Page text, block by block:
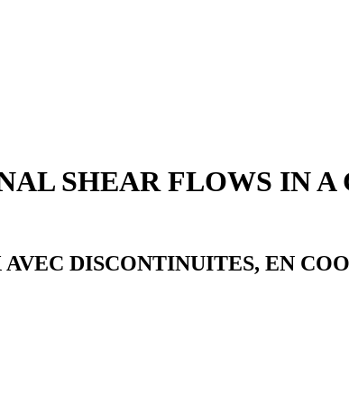
SHEAR FLOWS IN A
DISCONTINUITES, EN